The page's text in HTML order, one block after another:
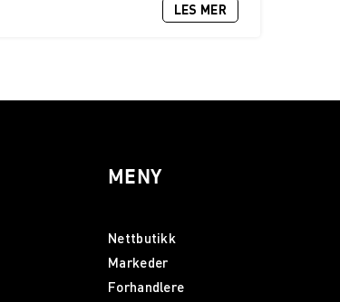
LES MER
MENY
Nettbutikk
Markeder
Forhandlere